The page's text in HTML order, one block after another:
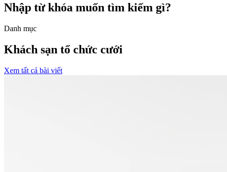
Nhập từ khóa muốn tìm kiếm gì?
Danh mục
Khách sạn tổ chức cưới
Xem tất cả bài viết